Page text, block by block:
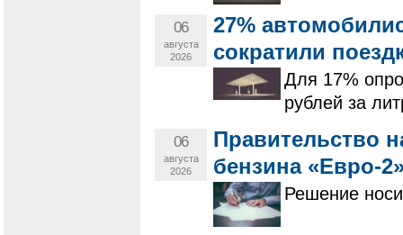
06
августа
2026
27%
сократили
Для 17%
рублей за
06
августа
2026
Правительство
бензина «Евро-
Решение